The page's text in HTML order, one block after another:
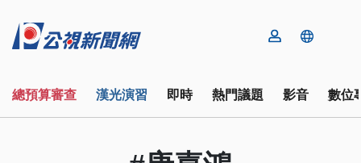
總預算審查 漢光演習 即時 熱門議題 影音 數位